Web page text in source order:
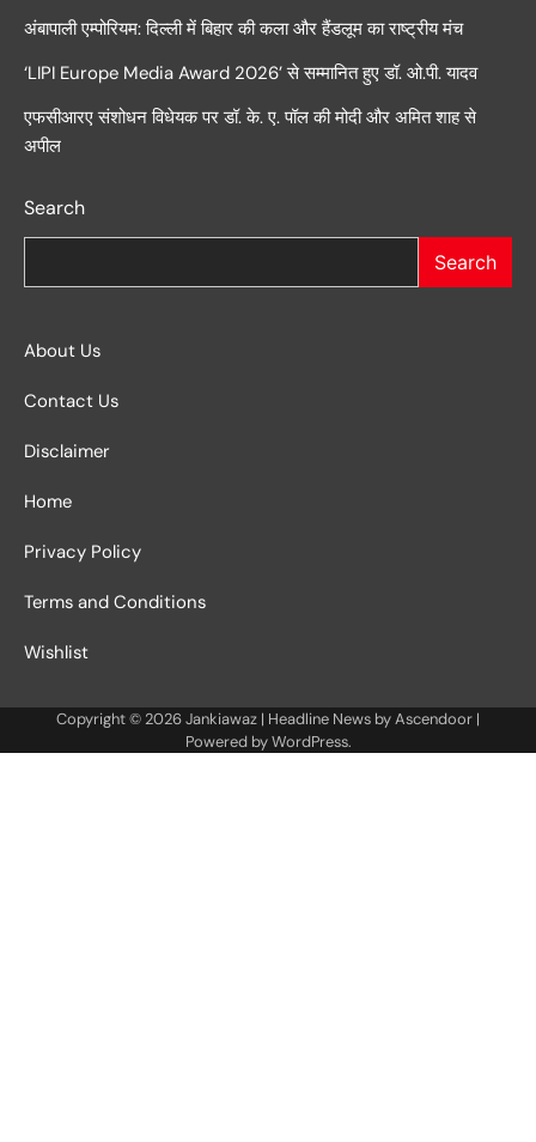
अंबापाली एम्पोरियम: दिल्ली में बिहार की कला और हैंडलूम का राष्ट्रीय मंच
‘LIPI Europe Media Award 2026’ से सम्मानित हुए डॉ. ओ.पी. यादव
एफसीआरए संशोधन विधेयक पर डॉ. के. ए. पॉल की मोदी और अमित शाह से
अपील
Search
Search
About Us
Contact Us
Disclaimer
Home
Privacy Policy
Terms and Conditions
Wishlist
Copyright © 2026Jankiawaz | Headline News byAscendoor |
Powered byWordPress.